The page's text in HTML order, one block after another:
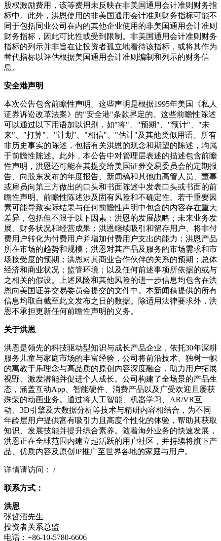
股权激励费用，该等费用未反映在非美国通用会计准则财务指
标中。此外，洪恩使用的非美国通用会计准则财务指标可能不
同于包括同业公司在内的其他企业使用的非美国通用会计准则
财务指标，因此可比性或受到限制。非美国通用会计准则财务
指标的列示并非旨在让投资者孤立地看待该指标，或将其作为
替代指标以评估根据美国通用会计准则编制和列示的财务信
息。
安全港声明
本次公告包含前瞻性声明。这些声明是根据1995年美国《私人
证券诉讼改革法案》的"安全港"条款界定的。这些前瞻性陈述
可以通过以下用语加以识别，如"将"、"预期"、"预计"、"未
来"、"打算"、"计划"、"相信"、"估计"及其他类似用语。所有
非历史事实的陈述，包括有关洪恩的观念和期望的陈述，均属
于前瞻性陈述。此外，本公告中对管理层表述的描述包含前瞻
性声明，洪恩还可能在其提交给美国证券交易委员会的定期报
告、向股东发布的年度报告、新闻稿和其他由高管人员、董事
或雇员向第三方做出的口头和书面陈述中发表口头或书面的前
瞻性声明。前瞻性陈述涉及固有风险和不确定性。若干重要因
素可能导致实际结果与任何前瞻性声明中包含的内容存在重大
差异，包括但不限于以下因素：洪恩的发展战略；未来业务发
展、财务状况和经营成果；洪恩继续吸引和留存用户、将非付
费用户转化为付费用户并增加付费用户支出的能力；洪恩产品
所在市场的趋势和规模；洪恩对其产品及服务的市场需求和市
场接受度的预期；洪恩对其商业合作伙伴的关系的预期；总体
经济和商业状况；监管环境；以及任何前述事项所依据的或与
之相关的假设。上述风险和其他风险的进一步信息均包含在洪
恩向美国证券交易委员会提交的文件中。本新闻稿提供的所有
信息均取自截至此文发布之日的数据。除适用法律要求外，洪
恩不承担更新任何前瞻性声明的义务。
关于洪恩
洪恩是领先的科技驱动型知识与成长产品企业，依托30年深耕
服务儿童与家庭市场的丰富经验，公司将前沿技术、独树一帜
的寓教于乐理念与高品质的原创内容深度融合，助力用户拓展
视野、激发潜能并促进个人成长。公司构建了全场景的产品生
态，涵盖互动App、智能硬件、消费产品以及广受欢迎且屡获
殊荣的动画业务。通过将人工智能、机器学习、AR/VR互
动、3D引擎及大数据分析等技术与精研内容相结合，为不同
年龄层用户提供富有吸引力且高度个性化的体验，帮助其获取
知识、发展技能并提升综合素养。随着海外业务的快速发展，
洪恩正在全球范围内建立起活跃的用户社区，并持续将旗下产
品、优质内容及原创IP推广至世界各地的家庭与用户。
详情请访问： /
联系方式：
洪恩
张哲滔先生
投资者关系总监
电话：+86-10-5780-6606